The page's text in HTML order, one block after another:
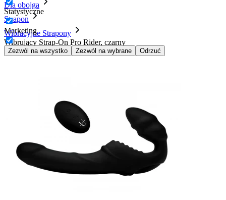
Statystyczne
Marketing
Zezwól na wszystko Zezwól na wybrane Odrzuć
Dla obojga
Strapon
Wibracyjne Strapony
Wibrujący Strap-On Pro Rider, czarny